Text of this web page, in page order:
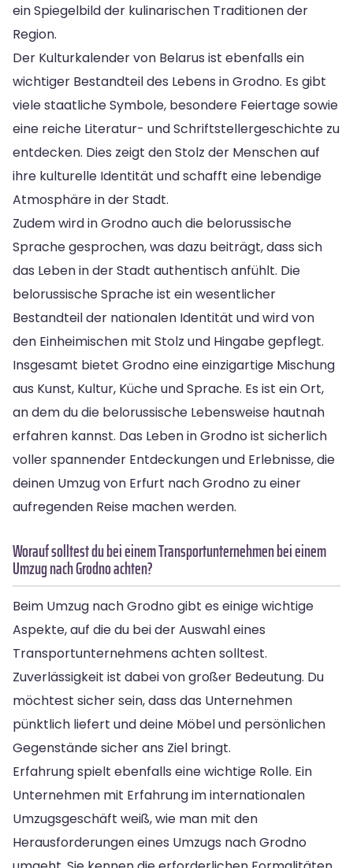
ein Spiegelbild der kulinarischen Traditionen der
Region.
Der Kulturkalender von Belarus ist ebenfalls ein
wichtiger Bestandteil des Lebens in Grodno. Es gibt
viele staatliche Symbole, besondere Feiertage sowie
eine reiche Literatur- und Schriftstellergeschichte zu
entdecken. Dies zeigt den Stolz der Menschen auf
ihre kulturelle Identität und schafft eine lebendige
Atmosphäre in der Stadt.
Zudem wird in Grodno auch die belorussische
Sprache gesprochen, was dazu beiträgt, dass sich
das Leben in der Stadt authentisch anfühlt. Die
belorussische Sprache ist ein wesentlicher
Bestandteil der nationalen Identität und wird von
den Einheimischen mit Stolz und Hingabe gepflegt.
Insgesamt bietet Grodno eine einzigartige Mischung
aus Kunst, Kultur, Küche und Sprache. Es ist ein Ort,
an dem du die belorussische Lebensweise hautnah
erfahren kannst. Das Leben in Grodno ist sicherlich
voller spannender Entdeckungen und Erlebnisse, die
deinen Umzug von Erfurt nach Grodno zu einer
aufregenden Reise machen werden.
Worauf solltest du bei einem Transportunternehmen bei einem
Umzug nach Grodno achten?
Beim Umzug nach Grodno gibt es einige wichtige
Aspekte, auf die du bei der Auswahl eines
Transportunternehmens achten solltest.
Zuverlässigkeit ist dabei von großer Bedeutung. Du
möchtest sicher sein, dass das Unternehmen
pünktlich liefert und deine Möbel und persönlichen
Gegenstände sicher ans Ziel bringt.
Erfahrung spielt ebenfalls eine wichtige Rolle. Ein
Unternehmen mit Erfahrung im internationalen
Umzugsgeschäft weiß, wie man mit den
Herausforderungen eines Umzugs nach Grodno